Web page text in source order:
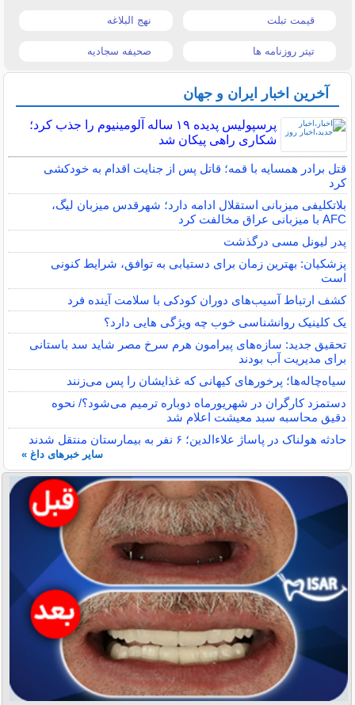
قیمت تبلت نهج البلاغه
تیتر روزنامه ها صحیفه سجادیه
آخرین اخبار ایران و جهان
پرسپولیس پدیده ۱۹ ساله آلومینیوم را جذب کرد؛
شکاری راهی پیکان شد
قتل برادر همسایه با قمه؛ قاتل پس از جنایت اقدام به خودکشی
کرد
بلاتکلیفی میزبانی استقلال ادامه دارد؛ شهرقدس میزبان لیگ،
AFC با میزبانی عراق مخالفت کرد
پدر لیونل مسی درگذشت
پزشکیان: بهترین زمان برای دستیابی به توافق، شرایط کنونی
است
کشف ارتباط آسیب‌های دوران کودکی با سلامت آینده فرد
یک کلینیک روانشناسی خوب چه ویژگی هایی دارد؟
تحقیق جدید: سازه‌های پیرامون هرم سرخ مصر شاید سد باستانی
برای مدیریت آب بودند
سیاه‌چاله‌ها؛ پرخورهای کیهانی که غذایشان را پس می‌زنند
دستمزد کارگران در شهریورماه دوباره ترمیم می‌شود؟/ نحوه
دقیق محاسبه سبد معیشت اعلام شد
حادثه هولناک در پاساژ علاءالدین؛ ۶ نفر به بیمارستان منتقل شدند
سایر خبرهای داغ »